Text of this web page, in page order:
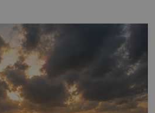
nebo se zde skutečně
loď